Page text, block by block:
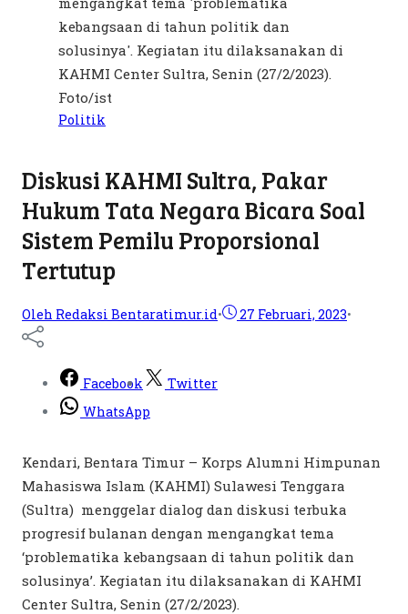
Politik
Diskusi KAHMI Sultra, Pakar
Hukum Tata Negara Bicara Soal
Sistem Pemilu Proporsional
Tertutup
Oleh Redaksi Bentaratimur.id• 27 Februari, 2023•
Facebook
Twitter
WhatsApp
Kendari, Bentara Timur – Korps Alumni Himpunan
Mahasiswa Islam (KAHMI) Sulawesi Tenggara
(Sultra) menggelar dialog dan diskusi terbuka
progresif bulanan dengan mengangkat tema
‘problematika kebangsaan di tahun politik dan
solusinya’. Kegiatan itu dilaksanakan di KAHMI
Center Sultra, Senin (27/2/2023).